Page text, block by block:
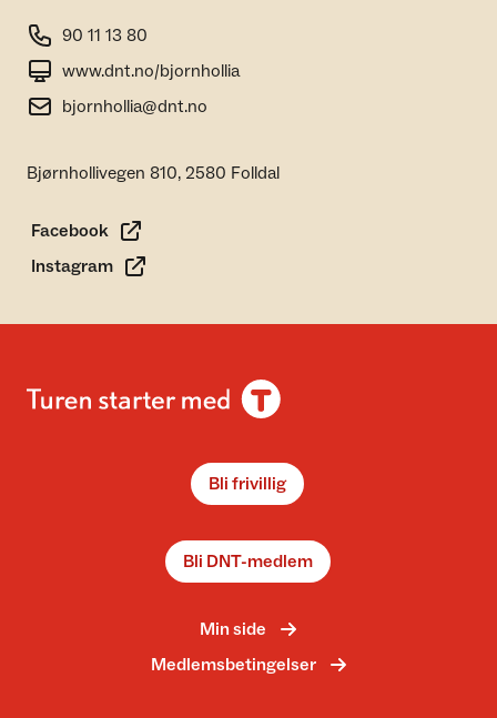
90 11 13 80
www.dnt.no/bjornhollia
bjornhollia@dnt.no
Bjørnhollivegen 810, 2580 Folldal
Facebook
Instagram
Bli frivillig
Bli DNT-medlem
Min side
Medlemsbetingelser